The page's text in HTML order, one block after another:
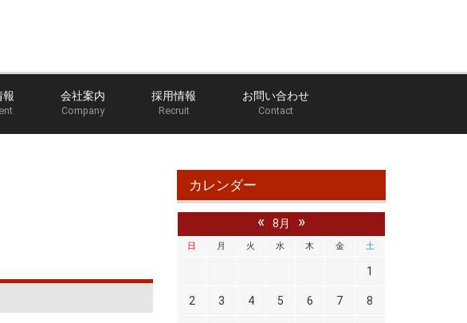
報 会社案内
Company
採用情報
Recruit
お問い合わせ
Contact
ホーム ブログ のだっち部長の部屋
カレンダー
« 8月 »
日 月 火 水 木 金 土
1
2 3 4 5 6 7 8